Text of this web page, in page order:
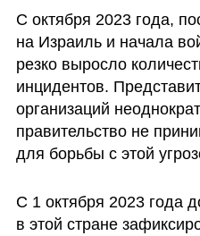
С октября 2023 года,
на Израиль и начала
резко выросло
инцидентов.
организаций
правительство не
для борьбы с этой
С 1 октября 2023 года
в этой стране